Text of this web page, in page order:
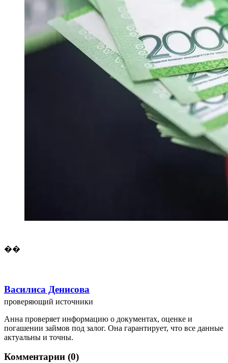
��
Василиса Денисова
проверяющий источники
Анна проверяет информацию о документах, оценке и
погашении займов под залог. Она гарантирует, что все данные
актуальны и точны.
Комментарии (0)